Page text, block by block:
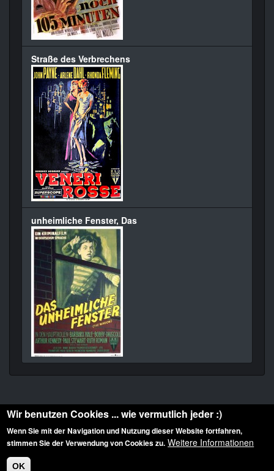
Straße des Verbrechens
unheimliche Fenster, Das
Diese Website ist urheberrechtlich geschützt: © 2010-2026 der Film Noir de. Alle
Rechte vorbehalten.
Wir benutzen Cookies ... wie vermutlich jeder :)
Wenn Sie mit der Navigation und Nutzung dieser Website fortfahren,
stimmen Sie der Verwendung von Cookies zu. Weitere Informationen
OK